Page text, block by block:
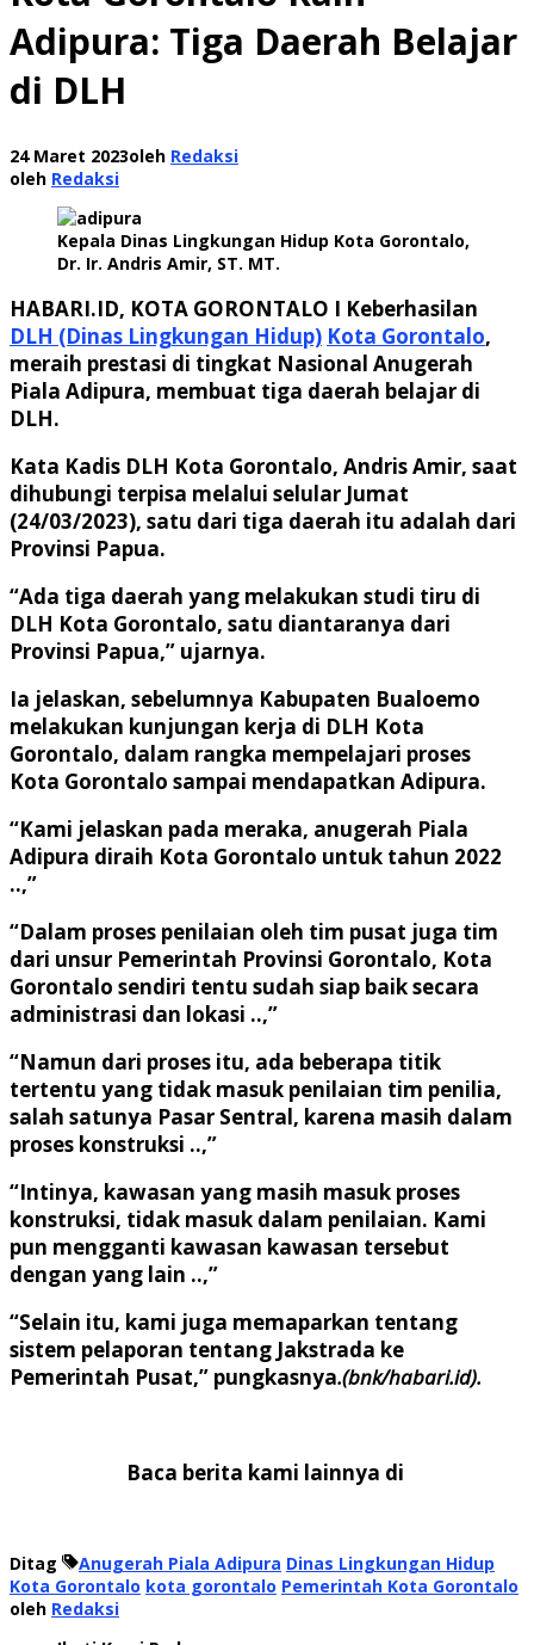
Adipura: Tiga Daerah Belajar
di DLH
24 Maret 2023oleh Redaksi
oleh Redaksi
Kepala Dinas Lingkungan Hidup Kota Gorontalo,
Dr. Ir. Andris Amir, ST. MT.
HABARI.ID, KOTA GORONTALO I Keberhasilan
DLH (Dinas Lingkungan Hidup) Kota Gorontalo,
meraih prestasi di tingkat Nasional Anugerah
Piala Adipura, membuat tiga daerah belajar di
DLH.
Kata Kadis DLH Kota Gorontalo, Andris Amir, saat
dihubungi terpisa melalui selular Jumat
(24/03/2023), satu dari tiga daerah itu adalah dari
Provinsi Papua.
“Ada tiga daerah yang melakukan studi tiru di
DLH Kota Gorontalo, satu diantaranya dari
Provinsi Papua,” ujarnya.
Ia jelaskan, sebelumnya Kabupaten Bualoemo
melakukan kunjungan kerja di DLH Kota
Gorontalo, dalam rangka mempelajari proses
Kota Gorontalo sampai mendapatkan Adipura.
“Kami jelaskan pada meraka, anugerah Piala
Adipura diraih Kota Gorontalo untuk tahun 2022
..,”
“Dalam proses penilaian oleh tim pusat juga tim
dari unsur Pemerintah Provinsi Gorontalo, Kota
Gorontalo sendiri tentu sudah siap baik secara
administrasi dan lokasi ..,”
“Namun dari proses itu, ada beberapa titik
tertentu yang tidak masuk penilaian tim penilia,
salah satunya Pasar Sentral, karena masih dalam
proses konstruksi ..,”
“Intinya, kawasan yang masih masuk proses
konstruksi, tidak masuk dalam penilaian. Kami
pun mengganti kawasan kawasan tersebut
dengan yang lain ..,”
“Selain itu, kami juga memaparkan tentang
sistem pelaporan tentang Jakstrada ke
Pemerintah Pusat,” pungkasnya.(bnk/habari.id).
Baca berita kami lainnya di
Ditag Anugerah Piala Adipura Dinas Lingkungan Hidup
Kota Gorontalo kota gorontalo Pemerintah Kota Gorontalo
oleh Redaksi